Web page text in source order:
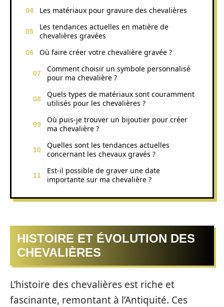
Les matériaux pour gravure des chevalières
Les tendances actuelles en matière de
chevalières gravées
Où faire créer votre chevalière gravée ?
Comment choisir un symbole personnalisé
pour ma chevalière ?
Quels types de matériaux sont couramment
utilisés pour les chevalières ?
Où puis-je trouver un bijoutier pour créer
ma chevalière ?
Quelles sont les tendances actuelles
concernant les chevaux gravés ?
Est-il possible de graver une date
importante sur ma chevalière ?
HISTOIRE ET ÉVOLUTION DES
CHEVALIÈRES
L’histoire des chevalières est riche et
fascinante, remontant à l’Antiquité. Ces